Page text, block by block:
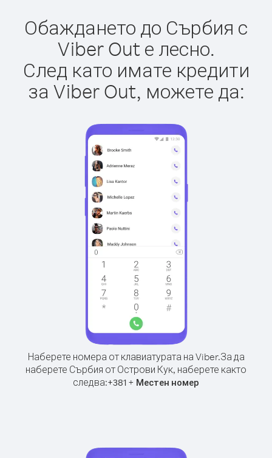
Обаждането до Сърбия с
Viber Out е лесно.
След като имате кредити
за Viber Out, можете да:
Наберете номера от клавиатурата на Viber.За да
наберете Сърбия от Острови Кук, наберете както
следва:+381 + Местен номер